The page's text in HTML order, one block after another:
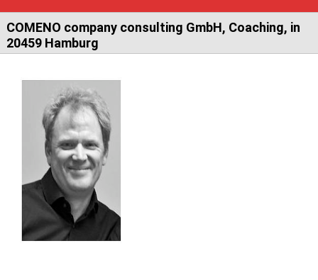
COMENO company consulting GmbH, Coaching, in
20459 Hamburg